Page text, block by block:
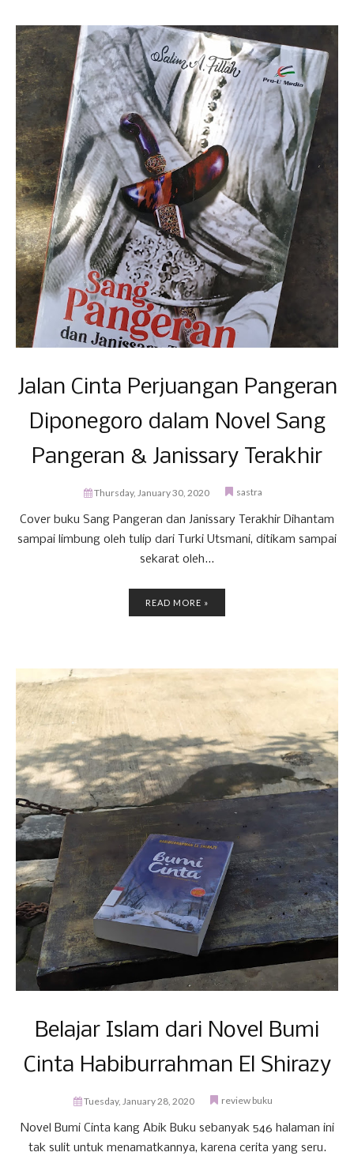
Jalan Cinta Perjuangan Pangeran
Diponegoro dalam Novel Sang
Pangeran & Janissary Terakhir
Thursday, January 30, 2020 sastra
Cover buku Sang Pangeran dan Janissary Terakhir Dihantam
sampai limbung oleh tulip dari Turki Utsmani, ditikam sampai
sekarat oleh...
READ MORE »
Belajar Islam dari Novel Bumi
Cinta Habiburrahman El Shirazy
Tuesday, January 28, 2020 review buku
Novel Bumi Cinta kang Abik Buku sebanyak 546 halaman ini
tak sulit untuk menamatkannya, karena cerita yang seru.